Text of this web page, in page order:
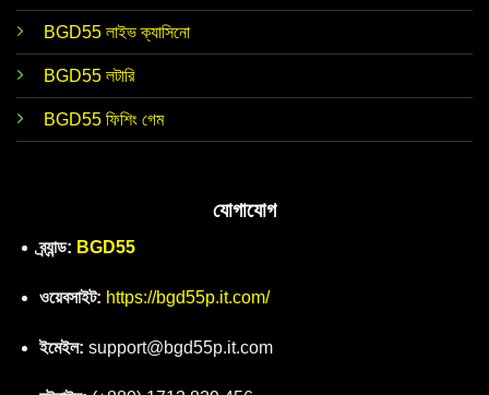
BGD55 লাইভ ক্যাসিনো
BGD55 লটারি
BGD55 ফিশিং গেম
যোগাযোগ
ব্র্যান্ড: BGD55
ওয়েবসাইট: https://bgd55p.it.com/
ইমেইল: support@bgd55p.it.com